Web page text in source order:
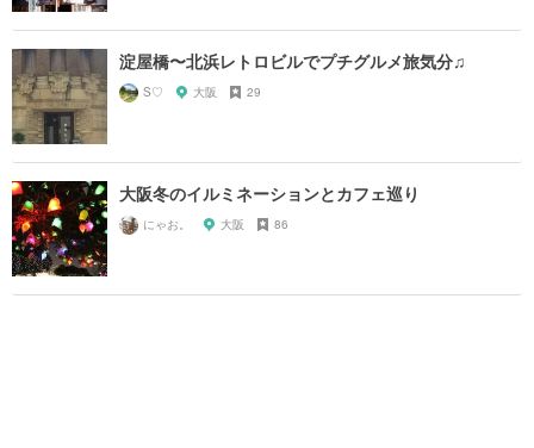
淀屋橋〜北浜レトロビルでプチグルメ旅気分♫
S♡ 大阪 29
大阪冬のイルミネーションとカフェ巡り
にゃお。 大阪 86